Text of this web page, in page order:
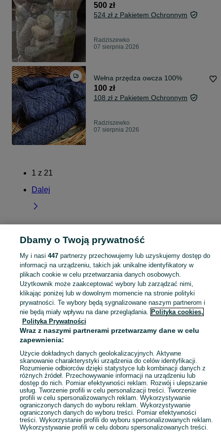
500 zł
524 zł z Pakietem Ochronnym
Radziszewko
07 sierpnia 2026
Wełna przędza owcza 100%
100 zł
108 zł z Pakietem Ochronnym
Radziszewko
07 sierpnia 2026
1 z 21
Dalej
Strona główna Zachodniopomorskie Radziszewko
KATEGORIA
Skorzystaj z największego serwisu ogłoszeniowego - Radziszewko i okolice! Kupuj to, czego pragniesz i sprzedawaj to, czego już nie potrzebujesz! Zobacz
Mapa kategorii
Mapa miejscowości
Mapa ministron
Popularne wyszukiwania
Dbamy o Twoją prywatność
My i nasi 447partnerzy przechowujemy lub uzyskujemy dostęp do
informacji na urządzeniu, takich jak unikalne identyfikatory w
plikach cookie w celu przetwarzania danych osobowych.
Użytkownik może zaakceptować wybory lub zarządzać nimi,
klikając poniżej lub w dowolnym momencie na stronie polityki
prywatności. Te wybory będą sygnalizowane naszym partnerom i
nie będą miały wpływu na dane przeglądania. Polityka cookies,
Polityka Prywatności
Wraz z naszymi partnerami przetwarzamy dane w celu
zapewnienia:
Użycie dokładnych danych geolokalizacyjnych. Aktywne
skanowanie charakterystyki urządzenia do celów identyfikacji.
Rozumienie odbiorców dzięki statystyce lub kombinacji danych z
różnych źródeł. Przechowywanie informacji na urządzeniu lub
dostęp do nich. Pomiar efektywności reklam. Rozwój i ulepszanie
usług. Tworzenie profili w celu personalizacji treści. Tworzenie
profili w celu spersonalizowanych reklam. Wykorzystywanie
ograniczonych danych do wyboru reklam. Wykorzystywanie
ograniczonych danych do wyboru treści. Pomiar efektywności
treści. Wykorzystanie profili do wyboru spersonalizowanych reklam.
Wykorzystywanie profili w celu doboru spersonalizowanych treści.